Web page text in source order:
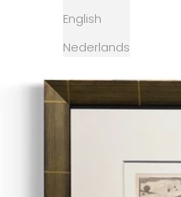
English
Nederlands